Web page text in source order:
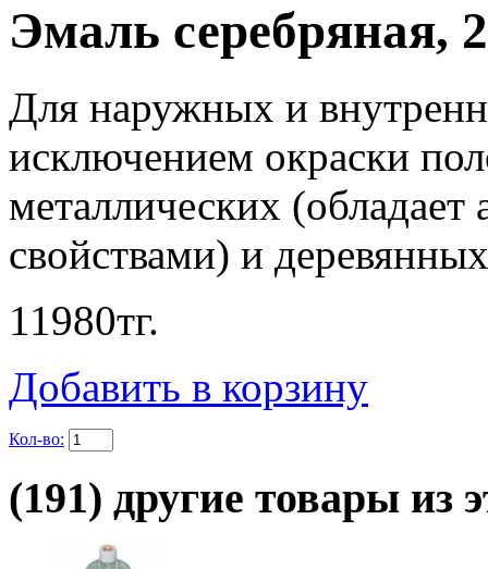
Эмаль серебряная,
Для наружных и
исключением окраски
металлических
свойствами) и
11980тг.
Добавить в корзину
Кол-во:
(191) другие товары из